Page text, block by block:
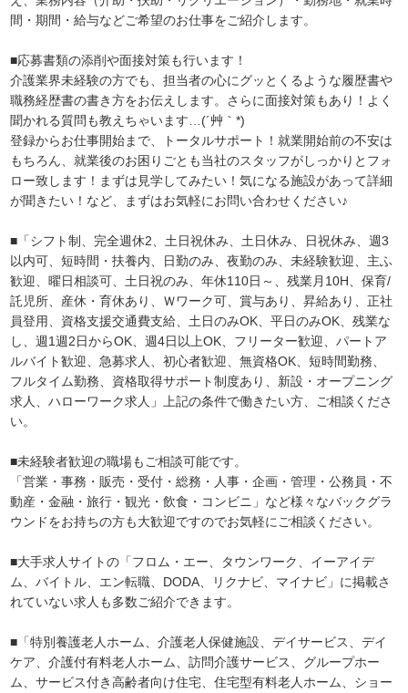
間・期間・給与などご希望のお仕事をご紹介します。
■応募書類の添削や面接対策も行います！
介護業界未経験の方でも、担当者の心にグッとくるような履歴書や
職務経歴書の書き方をお伝えします。さらに面接対策もあり！よく
聞かれる質問も教えちゃいます…(´艸｀*)
登録からお仕事開始まで、トータルサポート！就業開始前の不安は
もちろん、就業後のお困りごとも当社のスタッフがしっかりとフォ
ロー致します！まずは見学してみたい！気になる施設があって詳細
が聞きたい！など、まずはお気軽にお問い合わせください♪
■「シフト制、完全週休2、土日祝休み、土日休み、日祝休み、週3
以内可、短時間・扶養内、日勤のみ、夜勤のみ、未経験歓迎、主ふ
歓迎、曜日相談可、土日祝のみ、年休110日～、残業月10H、保育/
託児所、産休・育休あり、Ｗワーク可、賞与あり、昇給あり、正社
員登用、資格支援交通費支給、土日のみOK、平日のみOK、残業な
し、週1週2日からOK、週4日以上OK、フリーター歓迎、パートア
ルバイト歓迎、急募求人、初心者歓迎、無資格OK、短時間勤務、
フルタイム勤務、資格取得サポート制度あり、新設・オープニング
求人、ハローワーク求人」上記の条件で働きたい方、ご相談くださ
い。
■未経験者歓迎の職場もご相談可能です。
「営業・事務・販売・受付・総務・人事・企画・管理・公務員・不
動産・金融・旅行・観光・飲食・コンビニ」など様々なバックグラ
ウンドをお持ちの方も大歓迎ですのでお気軽にご相談ください。
■大手求人サイトの「フロム・エー、タウンワーク、イーアイデ
ム、バイトル、エン転職、DODA、リクナビ、マイナビ」に掲載さ
れていない求人も多数ご紹介できます。
■「特別養護老人ホーム、介護老人保健施設、デイサービス、デイ
ケア、介護付有料老人ホーム、訪問介護サービス、グループホー
ム、サービス付き高齢者向け住宅、住宅型有料老人ホーム、ショー